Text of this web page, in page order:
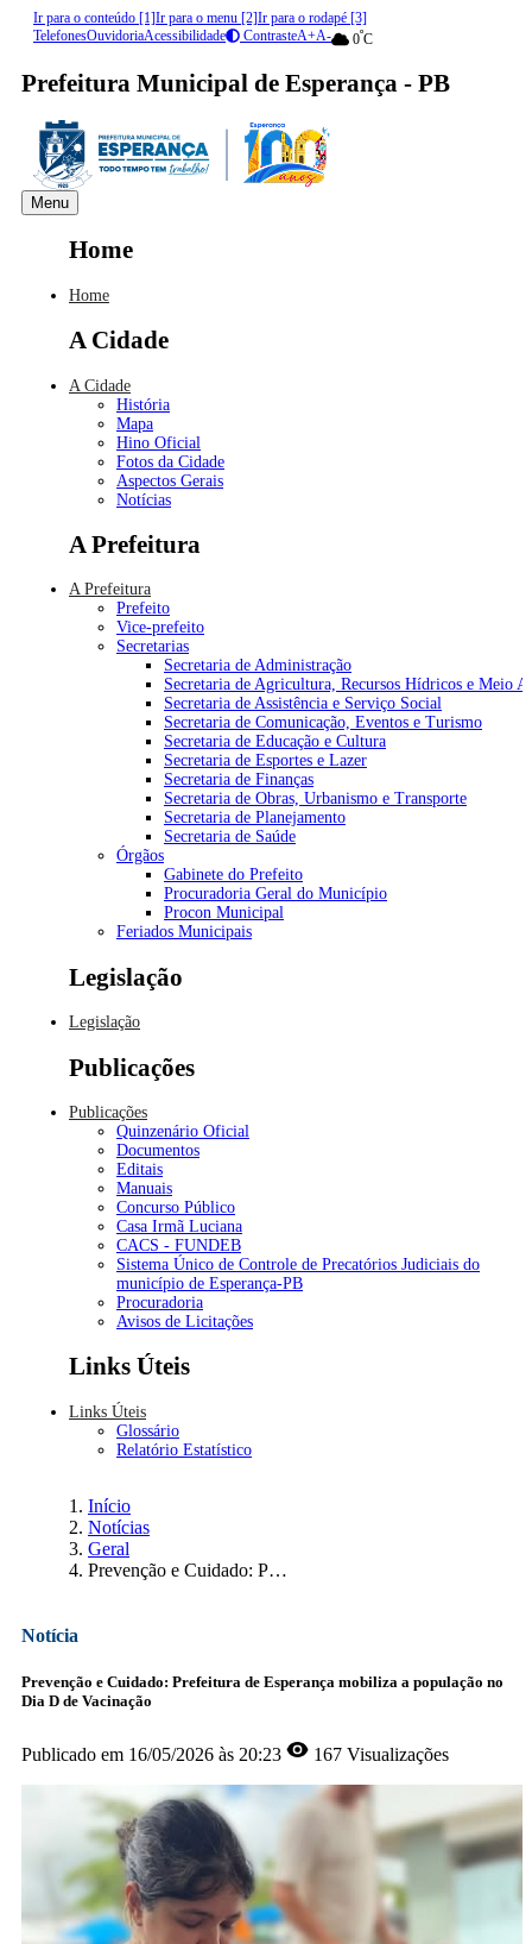
Ir para o conteúdo [1]Ir para o menu [2]Ir para o rodapé [3]
TelefonesOuvidoriaAcessibilidade ContrasteA+A- 0ºC
Prefeitura Municipal de Esperança - PB
Menu
Home
Home
A Cidade
A Cidade
História
Mapa
Hino Oficial
Fotos da Cidade
Aspectos Gerais
Notícias
A Prefeitura
A Prefeitura
Prefeito
Vice-prefeito
Secretarias
Secretaria de Administração
Secretaria de Agricultura, Recursos Hídricos e Meio
Secretaria de Assistência e Serviço Social
Secretaria de Comunicação, Eventos e Turismo
Secretaria de Educação e Cultura
Secretaria de Esportes e Lazer
Secretaria de Finanças
Secretaria de Obras, Urbanismo e Transporte
Secretaria de Planejamento
Secretaria de Saúde
Órgãos
Gabinete do Prefeito
Procuradoria Geral do Município
Procon Municipal
Feriados Municipais
Legislação
Legislação
Publicações
Publicações
Quinzenário Oficial
Documentos
Editais
Manuais
Concurso Público
Casa Irmã Luciana
CACS - FUNDEB
Sistema Único de Controle de Precatórios Judiciais do
município de Esperança-PB
Procuradoria
Avisos de Licitações
Links Úteis
Links Úteis
Glossário
Relatório Estatístico
Início
Notícias
Geral
Prevenção e Cuidado: Prefeitura de Esperança mobiliza a população no Dia D de Vacinação
Notícia
Prevenção e Cuidado: Prefeitura de Esperança mobiliza a população no
Dia D de Vacinação
Publicado em 16/05/2026 às 20:23 167 Visualizações